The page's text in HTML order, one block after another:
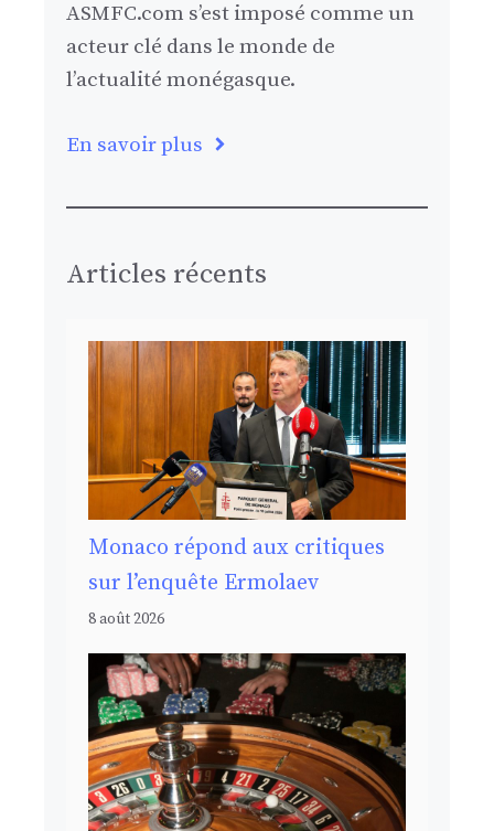
ASMFC.com s’est imposé comme un
acteur clé dans le monde de
l’actualité monégasque.
En savoir plus
Articles récents
Monaco répond aux critiques
sur l’enquête Ermolaev
8 août 2026